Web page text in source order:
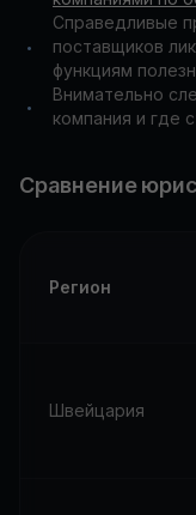
•
Справедливые
поставщиков
функциям
•
Внимательно
компания и где
Сравнение
Регион
Швейцария